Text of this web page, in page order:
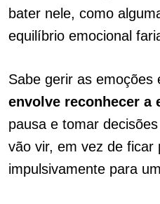
bater nele, como
equilíbrio emocional
Sabe gerir as emoções
envolve reconhecer a
pausa e tomar
vão vir, em vez de ficar
impulsivamente para